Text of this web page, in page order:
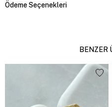
Ödeme Seçenekleri
BENZER